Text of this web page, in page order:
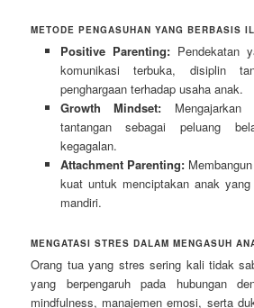
METODE PENGASUHAN YANG BERBASIS
Positive Parenting:Pendekatan
komunikasi terbuka, disiplin
penghargaan terhadap usaha anak.
Growth Mindset:
tantangan sebagai peluang
kegagalan.
Attachment Parenting:
kuat untuk menciptakan anak
mandiri.
MENGATASI STRES DALAM MENGASUH
Orang tua yang stres sering kali tidak
yang berpengaruh pada hubungan
mindfulness, manajemen emosi, serta